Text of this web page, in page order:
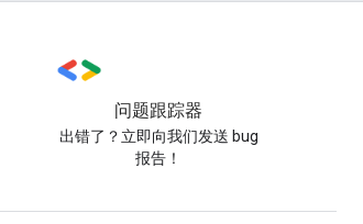
问题跟踪器
出错了？立即向我们发送 bug
报告！